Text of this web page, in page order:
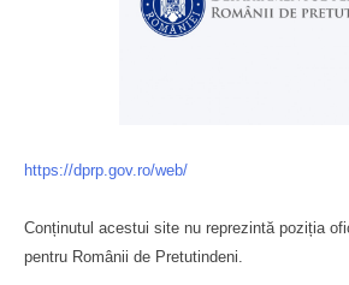
https://dprp.gov.ro/web/
Conținutul acestui site nu reprezintă poziția
pentru Românii de Pretutindeni.